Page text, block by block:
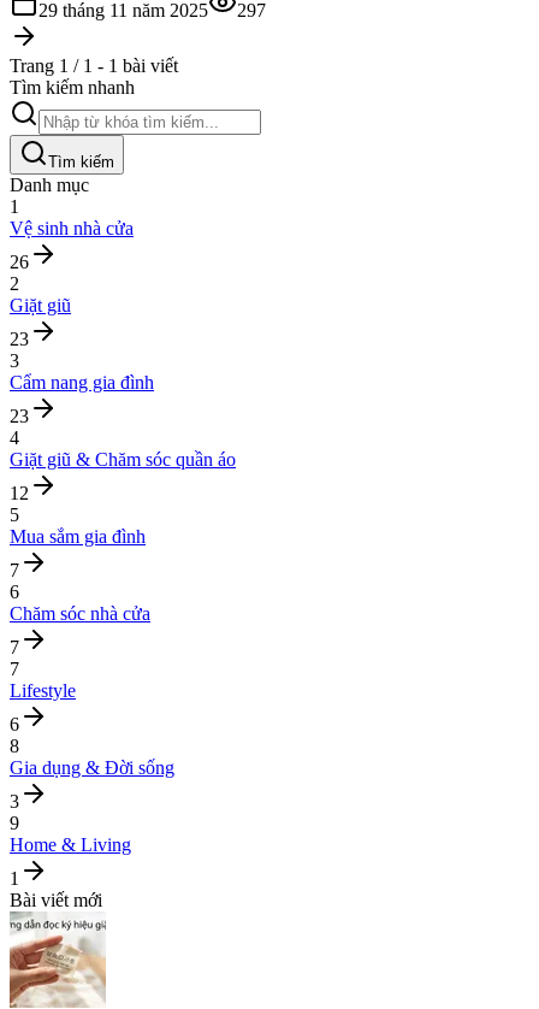
29 tháng 11 năm 2025 297
Trang 1 / 1 - 1 bài viết
Tìm kiếm nhanh
Tìm kiếm
Danh mục
1
Vệ sinh nhà cửa
26
2
Giặt giũ
23
3
Cẩm nang gia đình
23
4
Giặt giũ & Chăm sóc quần áo
12
5
Mua sắm gia đình
7
6
Chăm sóc nhà cửa
7
7
Lifestyle
6
8
Gia dụng & Đời sống
3
9
Home & Living
1
Bài viết mới